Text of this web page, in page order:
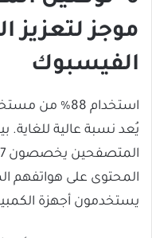
موجز لتعزيز
الفيسبوك
استخدام 88%
يُعد نسبة عالية للغاية.
يستخدمون أجهزة